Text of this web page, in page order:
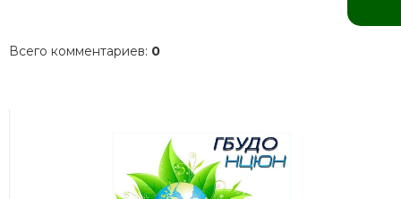
Всего комментариев: 0